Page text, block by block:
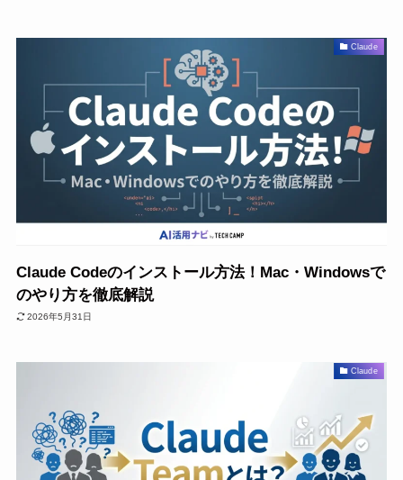
Claude
Claude Codeのインストール方法！Mac・Windowsで
のやり方を徹底解説
2026年5月31日
Claude